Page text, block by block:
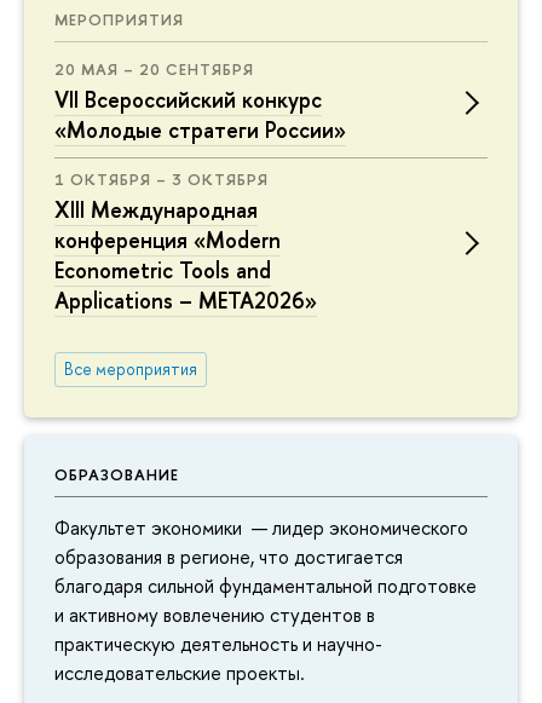
МЕРОПРИЯТИЯ
20 МАЯ – 20 СЕНТЯБРЯ
VII Всероссийский конкурс
«Молодые стратеги России»
1 ОКТЯБРЯ – 3 ОКТЯБРЯ
XIII Международная
конференция «Modern
Econometric Tools and
Applications – META2026»
Все мероприятия
ОБРАЗОВАНИЕ
Факультет экономики — лидер экономического
образования в регионе, что достигается
благодаря сильной фундаментальной подготовке
и активному вовлечению студентов в
практическую деятельность и научно-
исследовательские проекты.